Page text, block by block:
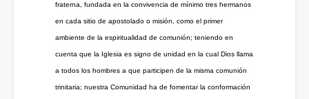
fraterna, fundada en la convivencia de mínimo tres hermanos
en cada sitio de apostolado o misión, como el primer
ambiente de la espiritualidad de comunión; teniendo en
cuenta que la Iglesia es signo de unidad en la cual Dios llama
a todos los hombres a que participen de la misma comunión
trinitaria; nuestra Comunidad ha de fomentar la conformación